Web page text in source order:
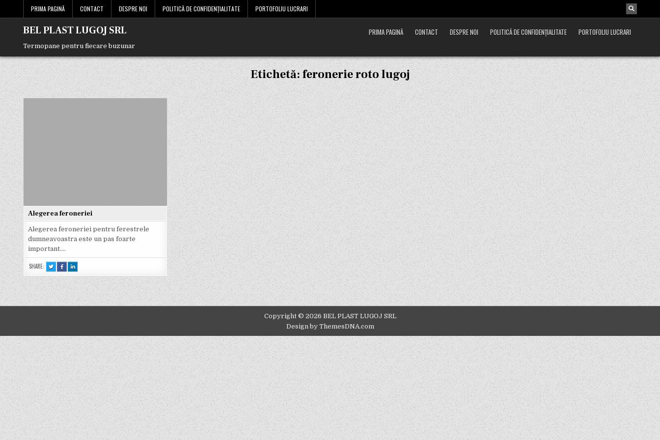
PRIMA PAGINĂ CONTACT DESPRE NOI POLITICĂ DE CONFIDENȚIALITATE PORTOFOLIU LUCRARI
BEL PLAST LUGOJ SRL
Termopane pentru fiecare buzunar
PRIMA PAGINĂ CONTACT DESPRE NOI POLITICĂ DE CONFIDENȚIALITATE PORTOFOLIU LUCRARI
Etichetă:feronerie roto lugoj
Alegerea feroneriei
Alegerea feroneriei pentru ferestrele
dumneavoastra este un pas foarte
important….
SHARE: TWEET
THIS!
:
ALEGEREA
FERONERIEI
SHARE
THIS
ON
FACEBOOK
:
ALEGEREA
FERONERIEI
SHARE
THIS
ON
LINKEDIN
:
ALEGEREA
FERONERIEI
Copyright © 2026 BEL PLAST LUGOJ SRL
Design by ThemesDNA.com